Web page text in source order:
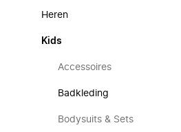
Heren
Kids
Accessoires
Badkleding
Bodysuits & Sets